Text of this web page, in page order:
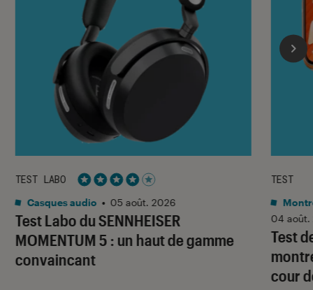
Test Labo du SENNHEISER
MOMENTUM 5 : un haut de gamme
convaincant
TEST LABO
Noté 4 étoiles sur 5
Casques audio • 05 août. 2026
Test
cour
TEST
04 août.